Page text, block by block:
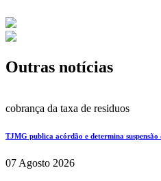
Outras notícias
cobrança da taxa de residuos
TJMG publica acórdão e determina
07 Agosto 2026